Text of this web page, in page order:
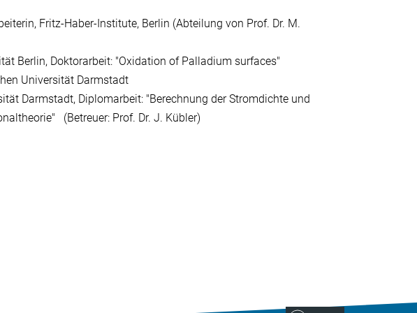
Fritz-Haber-Institute, Berlin (Abteilung von Prof. Dr. M.
Berlin, Doktorarbeit: "Oxidation of Palladium surfaces"
Universität Darmstadt
Darmstadt, Diplomarbeit: "Berechnung der Stromdichte und
(Betreuer: Prof. Dr. J. Kübler)